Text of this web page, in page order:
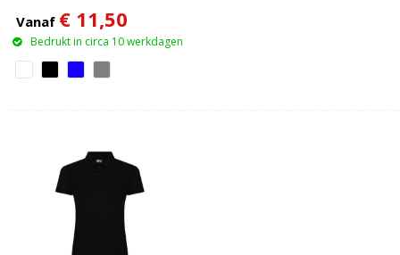
Vanaf € 11,50
Bedrukt in circa 10 werkdagen